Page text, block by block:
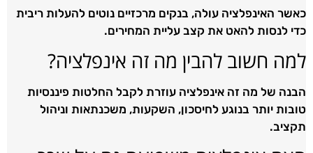
כאשר האינפלציה עולה, בנקים מרכזיים נוטים להעלות ריבית
כדי לנסות להאט את קצב עליית המחירים.
למה חשוב להבין מה זה אינפלציה?
הבנה של מה זה אינפלציה עוזרת לקבל החלטות פיננסיות
טובות יותר בנוגע לחיסכון, השקעות, משכנתאות וניהול
תקציב.